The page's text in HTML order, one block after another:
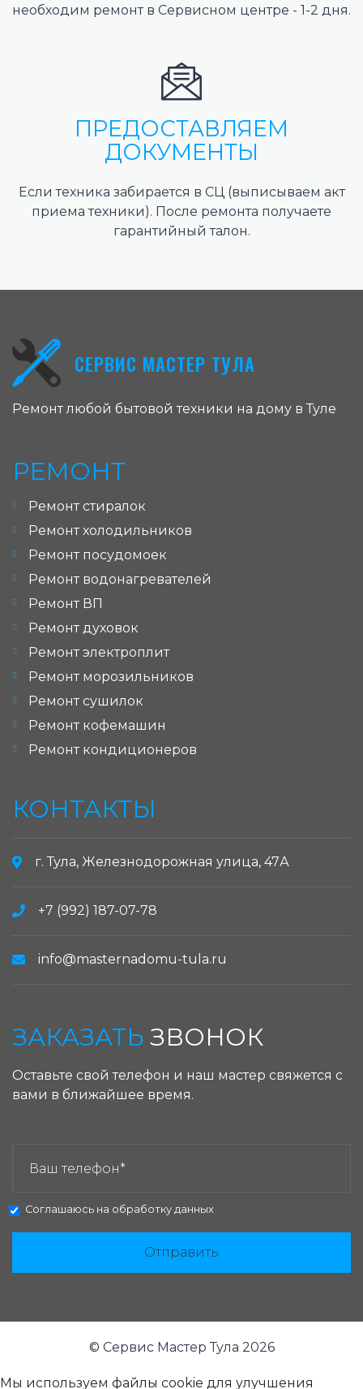
необходим ремонт в Сервисном центре - 1-2 дня.
ПРЕДОСТАВЛЯЕМ
ДОКУМЕНТЫ
Если техника забирается в СЦ (выписываем акт
приема техники). После ремонта получаете
гарантийный талон.
СЕРВИС МАСТЕР ТУЛА
Ремонт любой бытовой техники на дому в Туле
РЕМОНТ
Ремонт стиралок
Ремонт холодильников
Ремонт посудомоек
Ремонт водонагревателей
Ремонт ВП
Ремонт духовок
Ремонт электроплит
Ремонт морозильников
Ремонт сушилок
Ремонт кофемашин
Ремонт кондиционеров
КОНТАКТЫ
г. Тула, Железнодорожная улица, 47А
+7 (992) 187-07-78
info@masternadomu-tula.ru
ЗАКАЗАТЬ ЗВОНОК
Оставьте свой телефон и наш мастер свяжется с
вами в ближайшее время.
Соглашаюсь на обработку данных
Отправить
© Сервис Мастер Тула 2026
Мы используем файлы cookie для улучшения